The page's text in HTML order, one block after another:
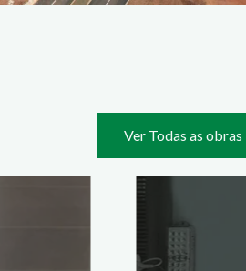
Ver Todas as obras